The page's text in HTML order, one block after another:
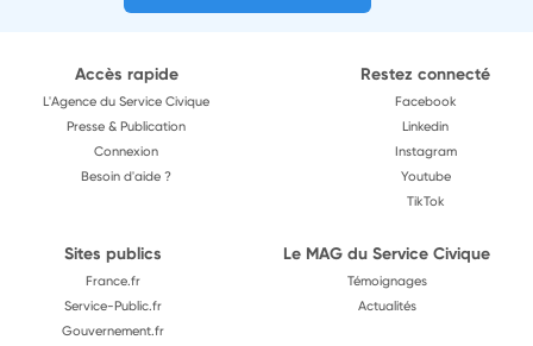
Accès rapide
L'Agence du Service Civique
Presse & Publication
Connexion
Besoin d'aide ?
Restez connecté
Facebook
Linkedin
Instagram
Youtube
TikTok
Sites publics
France.fr
Service-Public.fr
Gouvernement.fr
Le MAG du Service Civique
Témoignages
Actualités